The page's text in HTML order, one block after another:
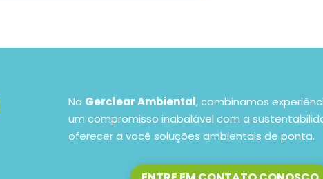
Na Gerclear Ambiental, combinamos
um compromisso inabalável com a
oferecer a você soluções ambientais de ponta.